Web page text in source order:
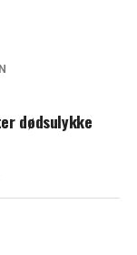
dødsulykke